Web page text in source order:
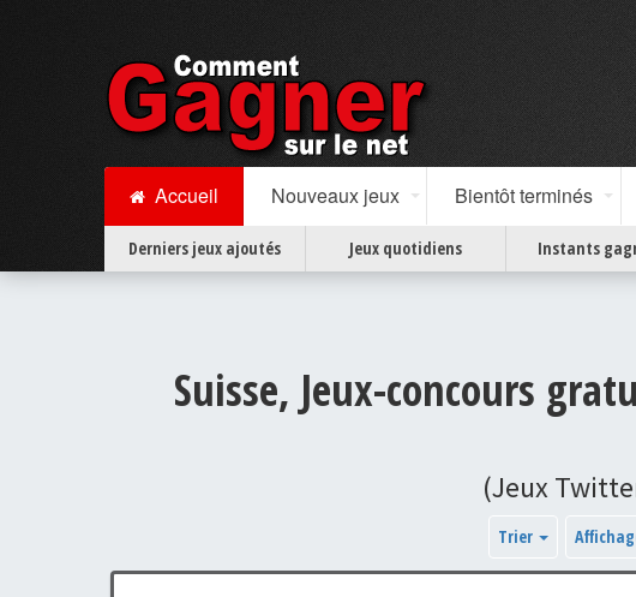
Accueil Nouveaux jeux Bientôt terminés
Derniers jeux ajoutés Jeux quotidiens Instants
Suisse, Jeux-concours
(Jeux
Trier